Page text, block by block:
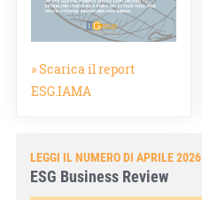
» Scarica il report
ESG.IAMA
LEGGI IL NUMERO DI APRILE 2026
ESG Business Review